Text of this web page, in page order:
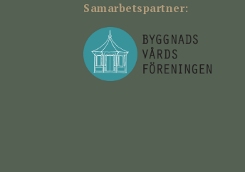
Samarbetspartner: